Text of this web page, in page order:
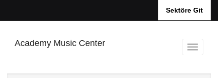
Sektöre Git
Academy Music Center